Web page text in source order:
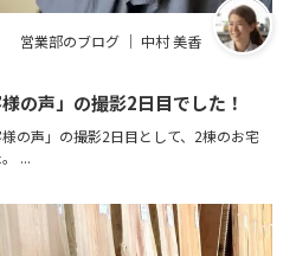
営業部のブログ ｜ 中村 美香
の声」の撮影2日目でした！
の声」の撮影2日目として、2棟のお宅
...